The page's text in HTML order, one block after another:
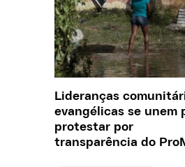
Lideranças
evangélicas se unem
protestar por
transparência do